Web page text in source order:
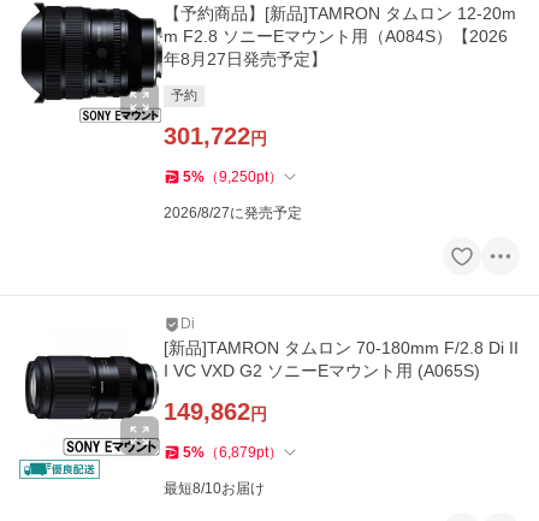
【予約商品】[新品]TAMRON タムロン 12-20m
m F2.8 ソニーEマウント用（A084S）【2026
年8月27日発売予定】
予約
301,722円
5% （9,250pt）
2026/8/27に発売予定
Di
[新品]TAMRON タムロン 70-180mm F/2.8 Di II
I VC VXD G2 ソニーEマウント用 (A065S)
149,862円
5% （6,879pt）
最短8/10お届け